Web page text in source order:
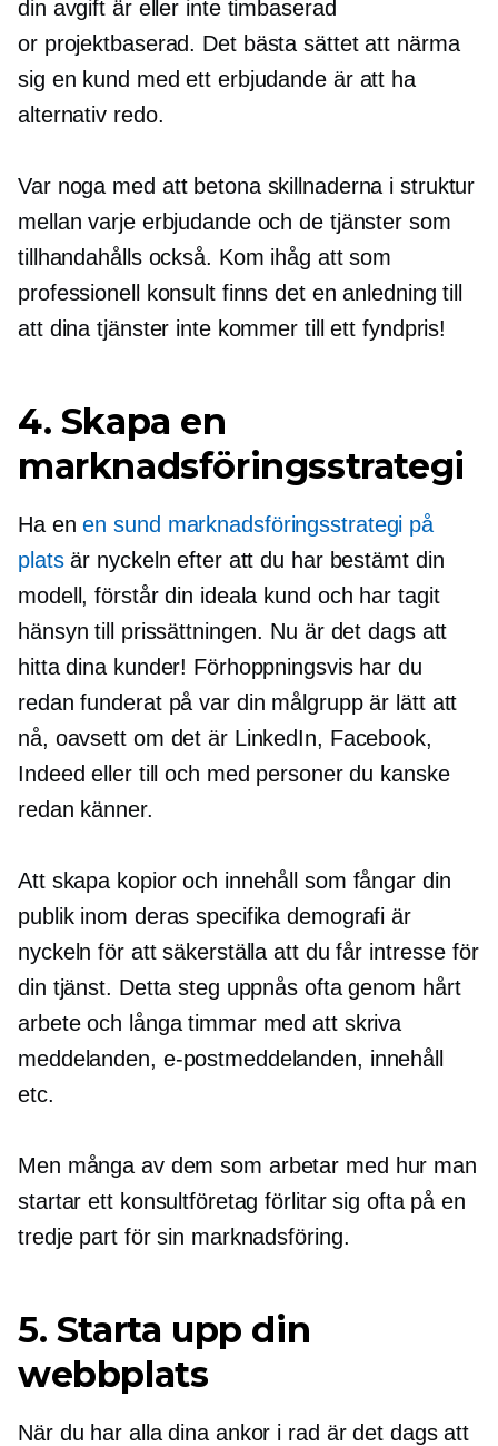
din avgift är eller inte timbaserad
or projektbaserad. Det bästa sättet att närma
sig en kund med ett erbjudande är att ha
alternativ redo.
Var noga med att betona skillnaderna i struktur
mellan varje erbjudande och de tjänster som
tillhandahålls också. Kom ihåg att som
professionell konsult finns det en anledning till
att dina tjänster inte kommer till ett fyndpris!
4. Skapa en
marknadsföringsstrategi
Ha enen sund marknadsföringsstrategi på
platsär nyckeln efter att du har bestämt din
modell, förstår din ideala kund och har tagit
hänsyn till prissättningen. Nu är det dags att
hitta dina kunder! Förhoppningsvis har du
redan funderat på var din målgrupp är lätt att
nå, oavsett om det är LinkedIn, Facebook,
Indeed eller till och med personer du kanske
redan känner.
Att skapa kopior och innehåll som fångar din
publik inom deras specifika demografi är
nyckeln för att säkerställa att du får intresse för
din tjänst. Detta steg uppnås ofta genom hårt
arbete och långa timmar med att skriva
meddelanden, e-postmeddelanden, innehåll
etc.
Men många av dem som arbetar med hur man
startar ett konsultföretag förlitar sig ofta på en
tredje part för sin marknadsföring.
5. Starta upp din
webbplats
När du har alla dina ankor i rad är det dags att